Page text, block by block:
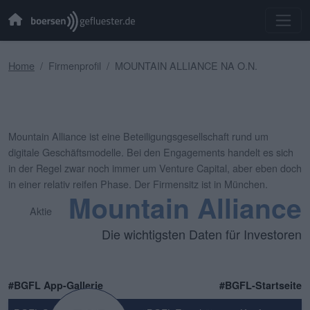
Home Firmenprofil MOUNTAIN ALLIANCE NA O.N.
Mountain Alliance ist eine Beteiligungsgesellschaft rund um
digitale Geschäftsmodelle. Bei den Engagements handelt es sich
in der Regel zwar noch immer um Venture Capital, aber eben doch
in einer relativ reifen Phase. Der Firmensitz ist in München.
Aktie
Mountain Alliance
Die wichtigsten Daten für Investoren
#BGFL App-Gallerie #BGFL-Startseite